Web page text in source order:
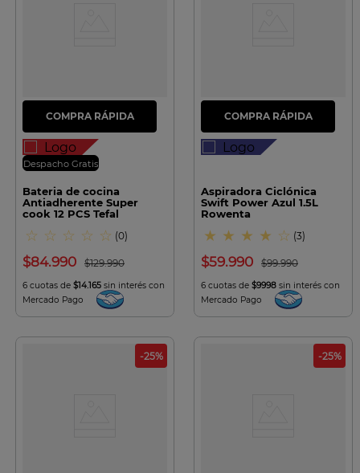
Despacho Gratis
Bateria de cocina
Antiadherente Super
cook 12 PCS Tefal
☆ ☆ ☆ ☆ ☆ (0)
$129.990
$84.990
6 cuotas de $14.165 sin interés con
Mercado Pago
Aspiradora Ciclónica
Swift Power Azul 1.5L
Rowenta
★ ★ ★ ★ ☆ (3)
$99.990
$59.990
6 cuotas de $9998 sin interés con
Mercado Pago
-25% -25%